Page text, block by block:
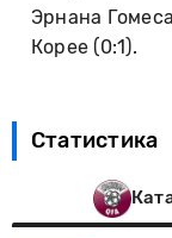
Эрнана
Корее (0:1).
Статистика